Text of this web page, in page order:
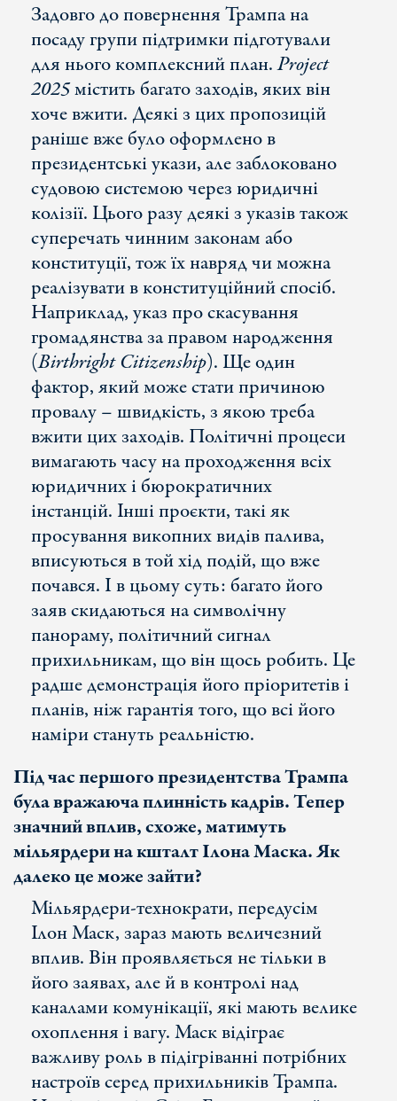
Задовго до повернення Трампа на
посаду групи підтримки підготували
для нього комплексний план.Project
2025містить багато заходів, яких він
хоче вжити. Деякі з цих пропозицій
раніше вже було оформлено в
президентські укази, але заблоковано
судовою системою через юридичні
колізії. Цього разу деякі з указів також
суперечать чинним законам або
конституції, тож їх навряд чи можна
реалізувати в конституційний спосіб.
Наприклад, указ про скасування
громадянства за правом народження
(Birthright Citizenship). Ще один
фактор, який може стати причиною
провалу – швидкість, з якою треба
вжити цих заходів. Політичні процеси
вимагають часу на проходження всіх
юридичних і бюрократичних
інстанцій. Інші проєкти, такі як
просування викопних видів палива,
вписуються в той хід подій, що вже
почався. І в цьому суть: багато його
заяв скидаються на символічну
панораму, політичний сигнал
прихильникам, що він щось робить. Це
радше демонстрація його пріоритетів і
планів, ніж гарантія того, що всі його
наміри стануть реальністю.
Під час першого президентства Трампа
була вражаюча плинність кадрів. Тепер
значний вплив, схоже, матимуть
мільярдери на кшталт Ілона Маска. Як
далеко це може зайти?
Мільярдери-технократи, передусім
Ілон Маск, зараз мають величезний
вплив. Він проявляється не тільки в
його заявах, але й в контролі над
каналами комунікації, які мають велике
охоплення і вагу. Маск відіграє
важливу роль в підігріванні потрібних
настроїв серед прихильників Трампа.